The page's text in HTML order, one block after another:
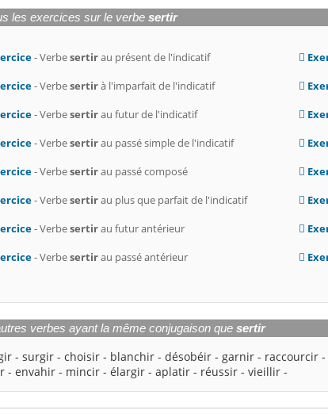
les exercices sur le verbesertir
- Verbesertirau présent de l'indicatif
- Verbesertirà l'imparfait de l'indicatif
- Verbesertirau futur de l'indicatif
- Verbesertirau passé simple de l'indicatif
- Verbesertirau passé composé
- Verbesertirau plus que parfait de l'indicatif
- Verbesertirau futur antérieur
- Verbesertirau passé antérieur
verbes ayant la même conjugaison quesertir
-surgir -choisir - blanchir -désobéir -garnir - raccourcir
-envahir - mincir -élargir -aplatir - réussir -vieillir -